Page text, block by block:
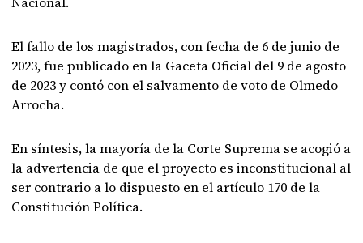
El fallo de los magistrados, con fecha de 6 de junio de
2023, fue publicado en la Gaceta Oficial del 9 de agosto
de 2023 y contó con el salvamento de voto de Olmedo
Arrocha.
En síntesis, la mayoría de la Corte Suprema se acogió a
la advertencia de que el proyecto es inconstitucional al
ser contrario a lo dispuesto en el artículo 170 de la
Constitución Política.